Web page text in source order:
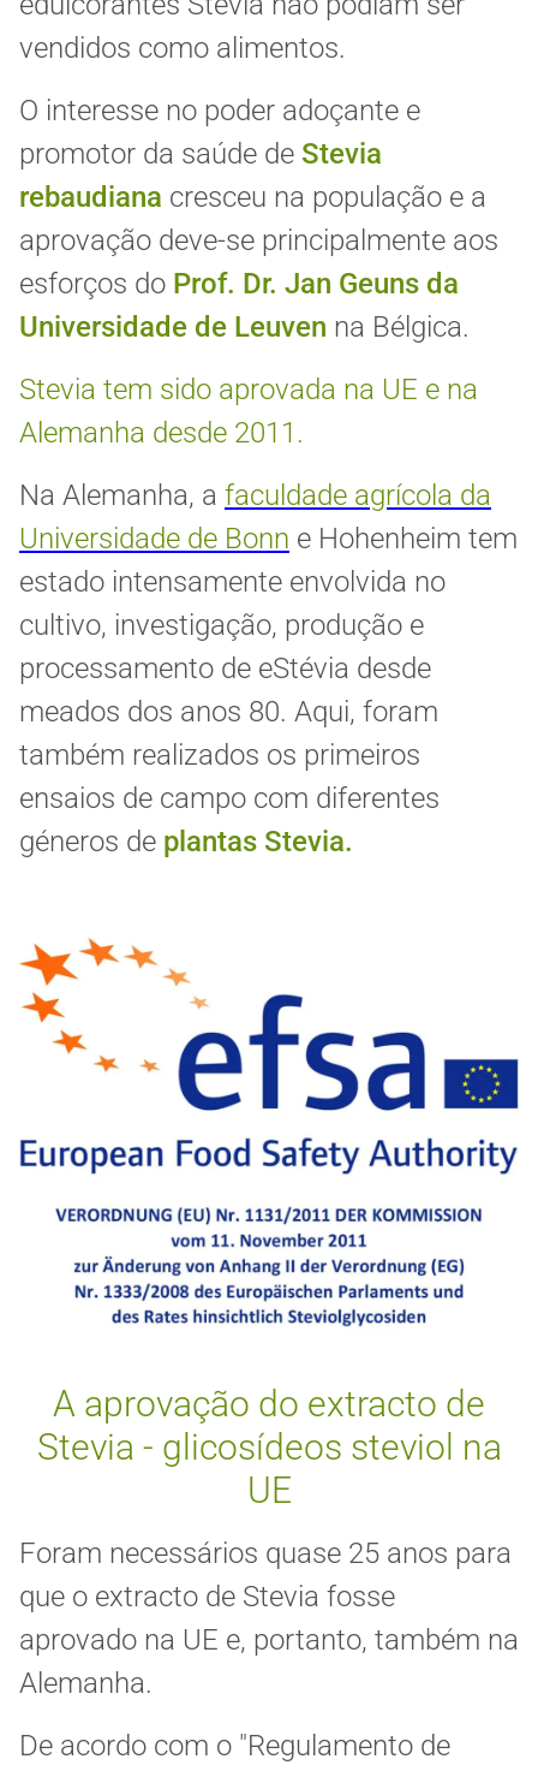
vendidos como alimentos.
O interesse no poder adoçante e
promotor da saúde de Stevia
rebaudiana cresceu na população e a
aprovação deve-se principalmente aos
esforços do Prof. Dr. Jan Geuns da
Universidade de Leuven na Bélgica.
Stevia tem sido aprovada na UE e na
Alemanha desde 2011.
Na Alemanha, a faculdade agrícola da
Universidade de Bonn e Hohenheim tem
estado intensamente envolvida no
cultivo, investigação, produção e
processamento de eStévia desde
meados dos anos 80. Aqui, foram
também realizados os primeiros
ensaios de campo com diferentes
géneros de plantas Stevia.
A aprovação do extracto de
Stevia - glicosídeos steviol na
UE
Foram necessários quase 25 anos para
que o extracto de Stevia fosse
aprovado na UE e, portanto, também na
Alemanha.
De acordo com o "Regulamento de